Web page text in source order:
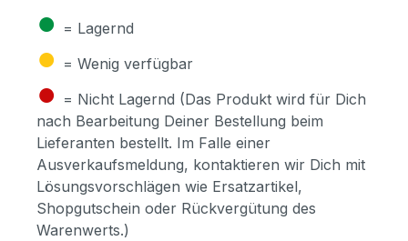
● = Lagernd
● = Wenig verfügbar
● = Nicht Lagernd (Das Produkt wird für Dich
nach Bearbeitung Deiner Bestellung beim
Lieferanten bestellt. Im Falle einer
Ausverkaufsmeldung, kontaktieren wir Dich mit
Lösungsvorschlägen wie Ersatzartikel,
Shopgutschein oder Rückvergütung des
Warenwerts.)